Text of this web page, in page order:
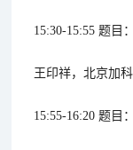
15:30-15:55 题目
王印祥，北京加
15:55-16:20 题目